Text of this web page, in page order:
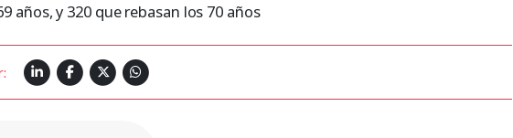
años, y 320 que rebasan los 70 años